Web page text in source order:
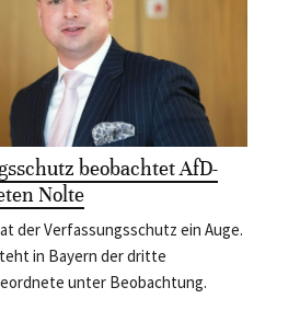
beobachtet AfD-
Nolte
der Verfassungsschutz ein Auge.
in Bayern der dritte
unter Beobachtung.